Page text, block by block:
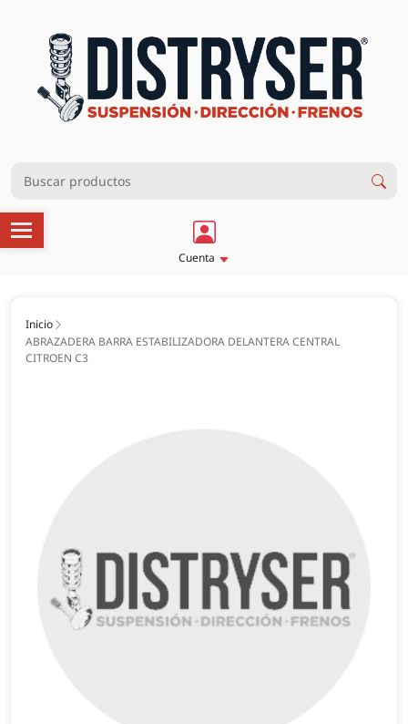
Cuenta
Inicio
ABRAZADERA BARRA ESTABILIZADORA DELANTERA CENTRAL
CITROEN C3